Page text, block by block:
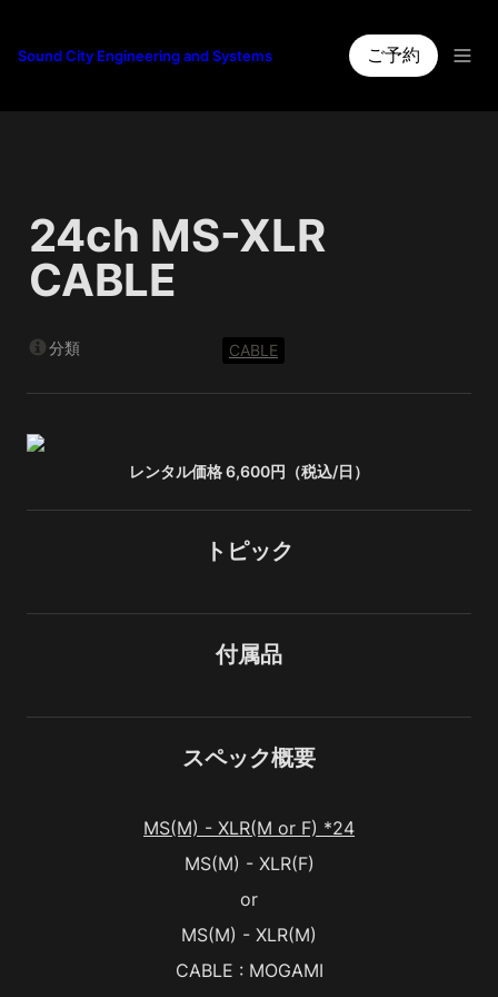
Sound City Engineering and Systems ご予約
24ch MS-XLR
CABLE
分類 CABLE
レンタル価格 6,600円（税込/日）
トピック
付属品
スペック概要
MS(M) - XLR(M or F) *24
MS(M) - XLR(F)
or
MS(M) - XLR(M)
CABLE : MOGAMI